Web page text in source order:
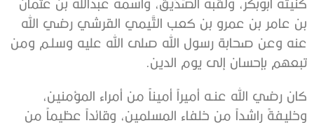
بن عامر بن عمرو بن كعب التَّيمي القرشي رضي الله
عنه وعن صحابة رسول الله صلى الله عليه وسلـم ومن
تبعهم بإحسان إلى يوم الدين.
كان رضي الله عنـه أميراً أميناً من أمراء المؤمنين،
وخليفةً راشداً من خلفاء المسلمين، وقائداً عظيماً من